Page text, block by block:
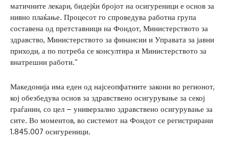
матичните лекари, бидејќи бројот на осигуреници е основ за
нивно плаќање. Процесот го спроведува работна група
составена од претставници на Фондот, Министерството за
здравство, Министерството за финансии и Управата за јавни
приходи, а по потреба се консултира и Министерството за
внатрешни работи.“
Македонија има еден од најсеопфатните закони во регионот,
кој обезбедува основ за здравствено осигурување за секој
граѓанин, со цел – универзално здравствено осигурување за
сите. Во моментов, во системот на Фондот се регистрирани
1.845.007 осигуреници.